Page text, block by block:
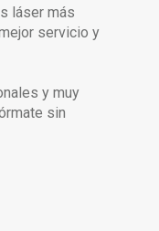
láser más
servicio y
y muy
sin